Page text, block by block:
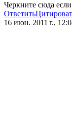
Черкните сюда
Ответить
16 июн. 2011 г.,